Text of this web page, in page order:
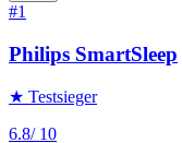
#1
Philips SmartSleep
★ Testsieger
6.8/ 10